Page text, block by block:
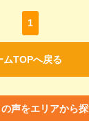
1
ムTOPへ戻る
声をエリアから